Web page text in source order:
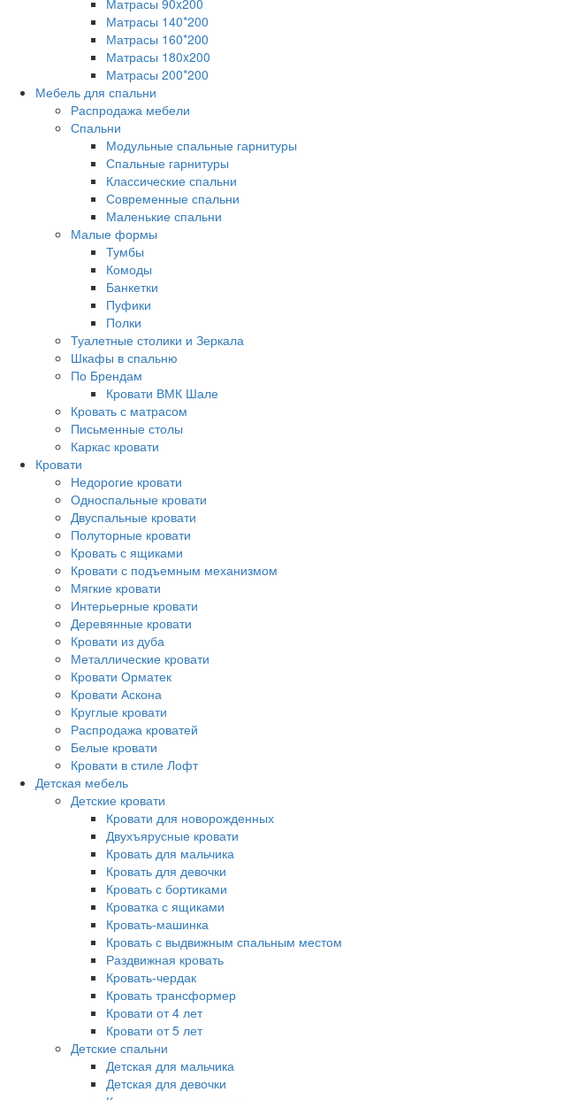
Матрасы 90x200
Матрасы 140*200
Матрасы 160*200
Матрасы 180x200
Матрасы 200*200
Мебель для спальни
Распродажа мебели
Спальни
Модульные спальные гарнитуры
Спальные гарнитуры
Классические спальни
Современные спальни
Маленькие спальни
Малые формы
Тумбы
Комоды
Банкетки
Пуфики
Полки
Туалетные столики и Зеркала
Шкафы в спальню
По Брендам
Кровати ВМК Шале
Кровать с матрасом
Письменные столы
Каркас кровати
Кровати
Недорогие кровати
Односпальные кровати
Двуспальные кровати
Полуторные кровати
Кровать с ящиками
Кровати с подъемным механизмом
Мягкие кровати
Интерьерные кровати
Деревянные кровати
Кровати из дуба
Металлические кровати
Кровати Орматек
Кровати Аскона
Круглые кровати
Распродажа кроватей
Белые кровати
Кровати в стиле Лофт
Детская мебель
Детские кровати
Кровати для новорожденных
Двухъярусные кровати
Кровать для мальчика
Кровать для девочки
Кровать с бортиками
Кроватка с ящиками
Кровать-машинка
Кровать с выдвижным спальным местом
Раздвижная кровать
Кровать-чердак
Кровать трансформер
Кровати от 4 лет
Кровати от 5 лет
Детские спальни
Детская для мальчика
Детская для девочки